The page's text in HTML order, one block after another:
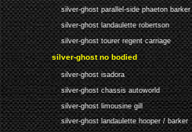
silver-ghost parallel-side phaeton barker
silver-ghost landaulette robertson
silver-ghost tourer regent carriage
silver-ghost no bodied
silver-ghost isadora
silver-ghost chassis autoworld
silver-ghost limousine gill
silver-ghost landaulette hooper / barker